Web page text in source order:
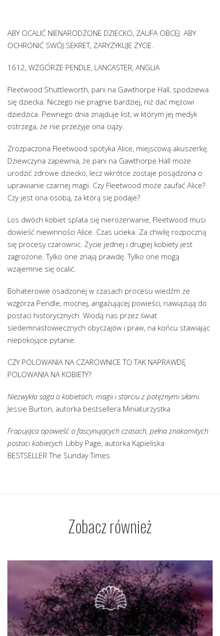
ABY OCALIĆ NIENARODZONE DZIECKO, ZAUFA OBCEJ. ABY
OCHRONIĆ SWÓJ SEKRET, ZARYZYKUJE ŻYCIE.
1612, WZGÓRZE PENDLE, LANCASTER, ANGLIA
Fleetwood Shuttleworth, pani na Gawthorpe Hall, spodziewa
się dziecka. Niczego nie pragnie bardziej, niż dać mężowi
dziedzica. Pewnego dnia znajduje list, w którym jej medyk
ostrzega, że nie przeżyje ona ciąży.
Zrozpaczona Fleetwood spotyka Alice, miejscową akuszerkę.
Dziewczyna zapewnia, że pani na Gawthorpe Hall może
urodzić zdrowe dziecko, lecz wkrótce zostaje posądzona o
uprawianie czarnej magii. Czy Fleetwood może zaufać Alice?
Czy jest ona osobą, za którą się podaje?
Los dwóch kobiet splata się nierozerwanie, Fleetwood musi
dowieść niewinności Alice. Czas ucieka. Za chwilę rozpoczną
się procesy czarownic. Życie jednej i drugiej kobiety jest
zagrożone. Tylko one znają prawdę. Tylko one mogą
wzajemnie się ocalić.
Bohaterowie osadzonej w czasach procesu wiedźm ze
wzgórza Pendle, mocnej, angażującej powieści, nawiązują do
postaci historycznych. Wiodą nas przez świat
siedemnastowiecznych obyczajów i praw, na końcu stawiając
niepokojące pytanie:
CZY POLOWANIA NA CZAROWNICE TO TAK NAPRAWDĘ
POLOWANIA NA KOBIETY?
Niezwykła saga o kobietach, magii i starciu z potężnymi siłami.
Jessie Burton, autorka bestsellera Miniaturzystka
Frapująca opowieść o fascynujących czasach, pełna znakomitych
postaci kobiecych. Libby Page, autorka Kąpieliska
BESTSELLER The Sunday Times
Zobacz również